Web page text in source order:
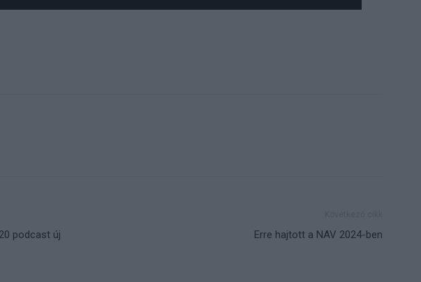
podcast új
Erre hajtott a NAV 2024-ben